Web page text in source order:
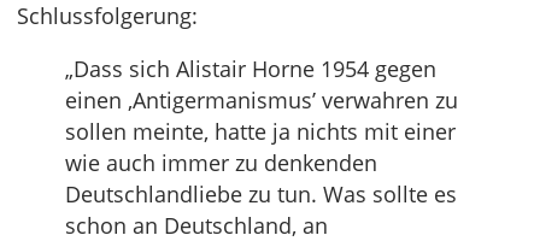
Schlussfolgerung:
„Dass sich Alistair Horne 1954 gegen
einen ‚Antigermanismus’ verwahren zu
sollen meinte, hatte ja nichts mit einer
wie auch immer zu denkenden
Deutschlandliebe zu tun. Was sollte es
schon an Deutschland, an